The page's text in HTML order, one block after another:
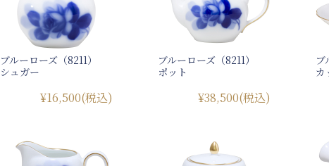
ブルーローズ（8211）
シュガー
¥16,500(税込)
ブルーローズ（8211）
ポット
¥38,500(税込)
カ